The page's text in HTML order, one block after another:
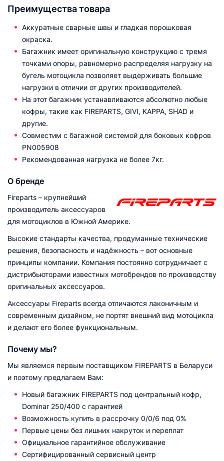
Преимущества товара
Аккуратные сварные швы и гладкая порошковая
окраска.
Багажник имеет оригинальную конструкцию с тремя
точками опоры, равномерно распределяя нагрузку на
бугель мотоцикла позволяет выдерживать большие
нагрузки в отличии от других производителей.
На этот багажник устанавливаются абсолютно любые
кофры, такие как FIREPARTS, GIVI, KAPPA, SHAD и
другие.
Совместим с багажной системой для боковых кофров
PN005908
Рекомендованная нагрузка не более 7кг.
О бренде
Fireparts – крупнейший
производитель аксессуаров
для мотоциклов в Южной Америке.
Высокие стандарты качества, продуманные технические
решения, безопасность и надёжность – вот основные
принципы компании. Компания постоянно сотрудничает с
дистрибьюторами известных мотобрендов по производству
оригинальных аксессуаров.
Аксессуары Fireparts всегда отличаются лаконичным и
современным дизайном, не портят внешний вид мотоцикла
и делают его более функциональным.
Почему мы?
Мы являемся первым поставщиком FIREPARTS в Беларуси
и поэтому предлагаем Вам:
Новый багажник FIREPARTS под центральный кофр,
Dominar 250/400 с гарантией
Возможность купить в рассрочку 0/0/6 под 0%
Первые цены без лишних накруток и переплат
Официальное гарантийное обслуживание
Сертифицированный сервисный центр